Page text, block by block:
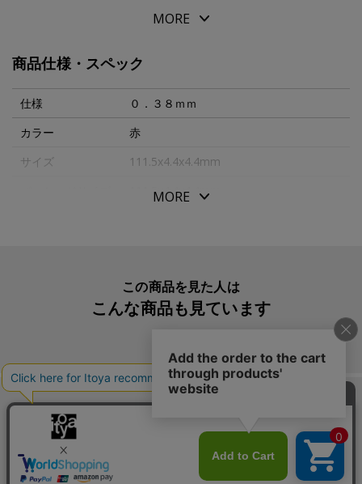
MORE
商品仕様・スペック
仕様
０．３８ｍｍ
カラー
赤
サイズ
111.5x4.4x4.4mm
111.5x4.4x4.4mm
１本
SXR38.15
MORE
この商品を見た人は
こんな商品も見ています
こんな商品も買っています